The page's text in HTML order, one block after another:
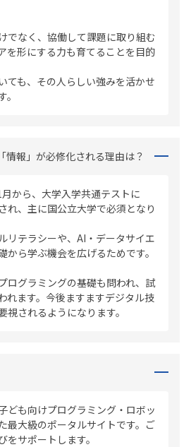
でなく、協働して課題に取り組む
を形にする力も育てることを目的
ても、その人らしい強みを活かせ
情報」が必修化される理由は？
から、大学入学共通テストに
れ、主に国公立大学で必須となり
リテラシーや、AI・データサイエ
から学ぶ機会を広げるためです。
ログラミングの基礎も問われ、試
れます。今後ますますデジタル技
視されるようになります。
ども向けプログラミング・ロボッ
最大級のポータルサイトです。ご
をサポートします。